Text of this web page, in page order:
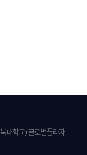
대학교) 글로벌플라자